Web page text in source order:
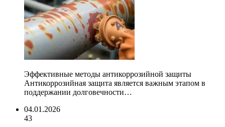
Эффективные методы антикоррозийной защиты
Антикоррозийная защита является важным этапом в
поддержании долговечности…
04.01.2026
43